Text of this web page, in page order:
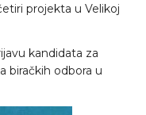
projekta u Velikoj
kandidata za
biračkih odbora u